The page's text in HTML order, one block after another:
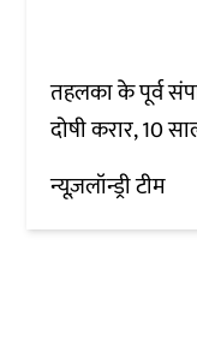
तहलका के पूर्व
दोषी करार, 10
न्यूज़लॉन्ड्री टीम